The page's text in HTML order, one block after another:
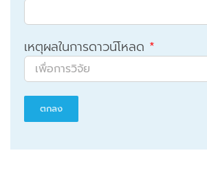
เหตุผลในการดาวน์โหลด *